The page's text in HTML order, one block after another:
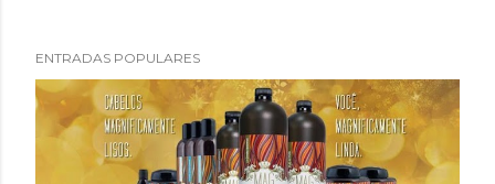
u
b
ENTRADAS POPULARES